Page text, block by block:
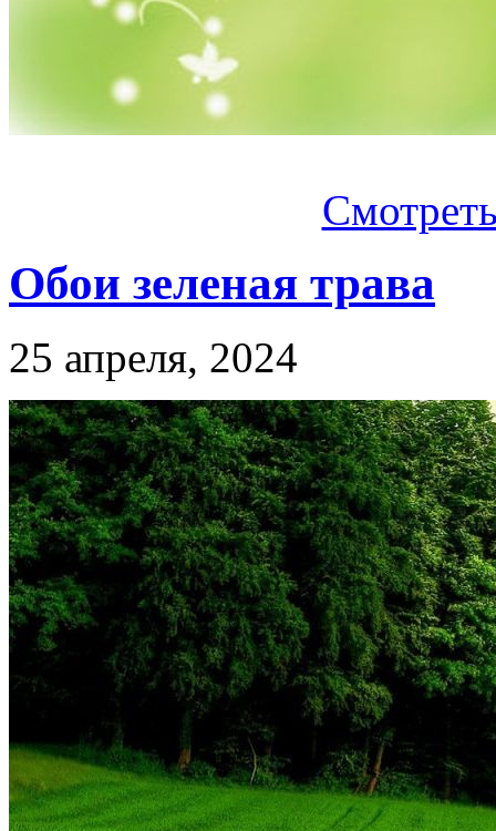
Обои зеленая трава
25 апреля, 2024